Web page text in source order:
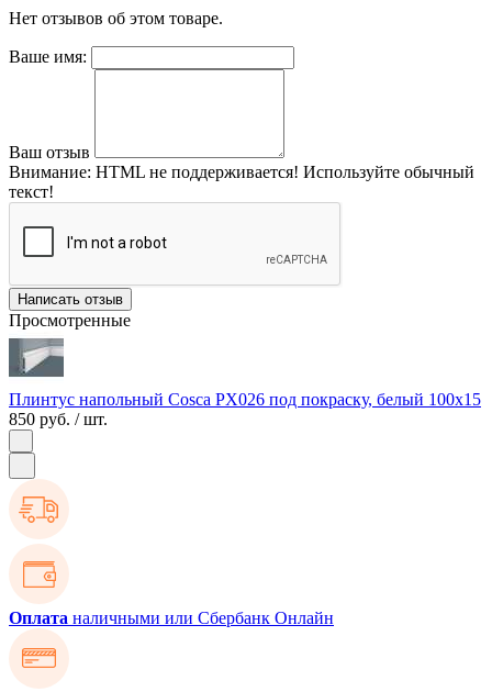
Нет отзывов об этом товаре.
Ваше имя:
Ваш отзыв
Внимание: HTML не поддерживается! Используйте обычный
текст!
Написать отзыв
Просмотренные
Плинтус напольный Cosca PX026 под покраску, белый 100х15
850 руб. / шт.
Оплата наличными или Сбербанк Онлайн